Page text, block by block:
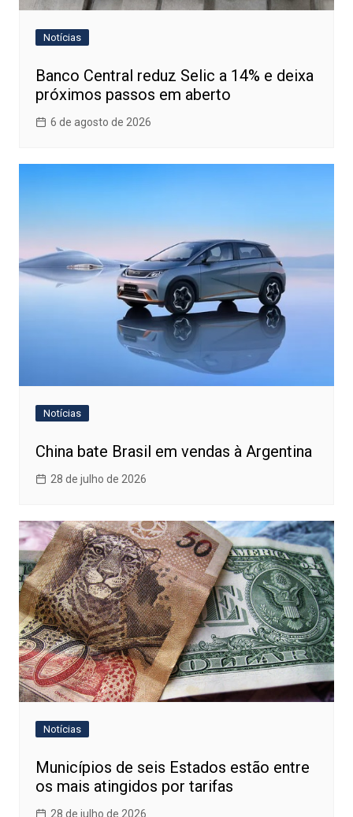
Notícias
Banco Central reduz Selic a 14% e deixa
próximos passos em aberto
6 de agosto de 2026
Notícias
China bate Brasil em vendas à Argentina
28 de julho de 2026
Notícias
Municípios de seis Estados estão entre
os mais atingidos por tarifas
28 de julho de 2026